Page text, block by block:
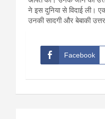
ने इस दुनिया से विदाई ली।
उनकी सादगी और बेबाकी
Facebook